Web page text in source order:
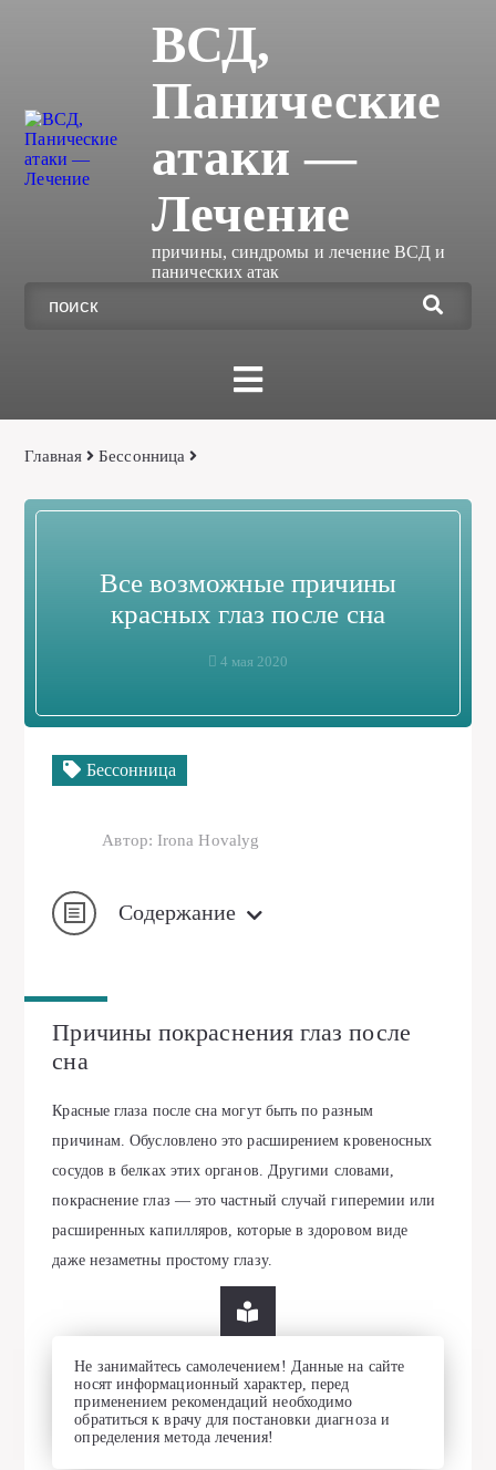
ВСД,
Панические
атаки —
Лечение
причины, синдромы и лечение ВСД и
панических атак
Главная Бессонница
Все возможные причины
красных глаз после сна
4 мая 2020
Бессонница
Автор: Irona Hovalyg
Содержание
Причины покраснения глаз после
сна
Красные глаза после сна могут быть по разным
причинам. Обусловлено это расширением кровеносных
сосудов в белках этих органов. Другими словами,
покраснение глаз — это частный случай гиперемии или
расширенных капилляров, которые в здоровом виде
даже незаметны простому глазу.
Не занимайтесь самолечением! Данные на сайте
носят информационный характер, перед
применением рекомендаций необходимо
обратиться к врачу для постановки диагноза и
определения метода лечения!